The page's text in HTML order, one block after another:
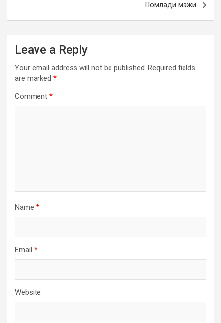
Помлади мажи
Leave a Reply
Your email address will not be published. Required fields
are marked *
Comment *
Name *
Email *
Website